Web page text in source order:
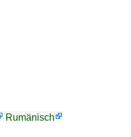
Rumänisch